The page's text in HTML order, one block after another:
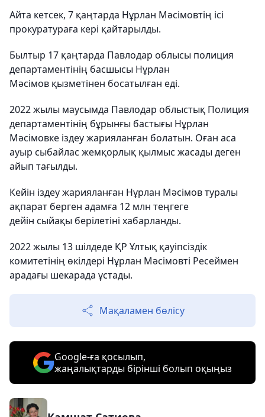
Айта кетсек, 7 қаңтарда Нұрлан Мәсімовтің ісі
прокуратураға кері қайтарылды.
Былтыр 17 қаңтарда Павлодар облысы полиция
департаментінің басшысы Нұрлан
Мәсімов қызметінен босатылған еді.
2022 жылы маусымда Павлодар облыстық Полиция
департаментінің бұрынғы бастығы Нұрлан
Мәсімовке іздеу жарияланған болатын. Оған аса
ауыр сыбайлас жемқорлық қылмыс жасады деген
айып тағылды.
Кейін іздеу жарияланған Нұрлан Мәсімов туралы
ақпарат берген адамға 12 млн теңгеге
дейін сыйақы берілетіні хабарланды.
2022 жылы 13 шілдеде ҚР Ұлтық қауіпсіздік
комитетінің өкілдері Нұрлан Мәсімовті Ресеймен
арадағы шекарада ұстады.
Мақаламен бөлісу
Google-ға қосылып,
жаңалықтарды бірінші болып оқыңыз